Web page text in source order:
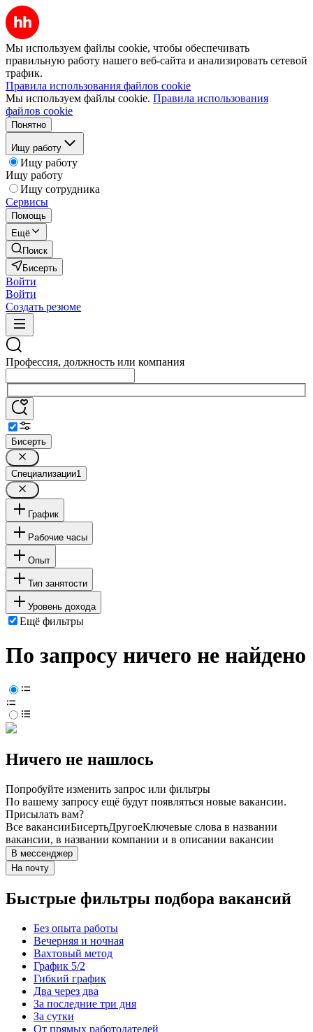
Мы используем файлы cookie, чтобы обеспечивать
правильную работу нашего веб-сайта и анализировать сетевой
трафик.
Правила использования файлов cookie
Мы используем файлы cookie. Правила использования
файлов cookie
Понятно
Ищу работу
Ищу работу
Ищу работу
Ищу сотрудника
Сервисы
Помощь
Ещё
Поиск
Бисерть
Войти
Войти
Создать резюме
Профессия, должность или компания
Бисерть
Специализации1
График
Рабочие часы
Опыт
Тип занятости
Уровень дохода
Ещё фильтры
По запросу ничего не найдено
Ничего не нашлось
Попробуйте изменить запрос или фильтры
По вашему запросу ещё будут появляться новые вакансии.
Присылать вам?
Все вакансииБисертьДругоеКлючевые слова в названии
вакансии, в названии компании и в описании вакансии
В мессенджер
На почту
Быстрые фильтры подбора вакансий
Без опыта работы
Вечерняя и ночная
Вахтовый метод
График 5/2
Гибкий график
Два через два
За последние три дня
За сутки
От прямых работодателей